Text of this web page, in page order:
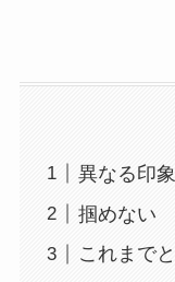
異なる印象
掴めない
これまで